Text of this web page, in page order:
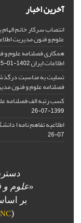
آخرین اخبار
انتصاب سرکار خانم
علوم و فنون مدیریت
همکاری فصلنامه علوم و
اطلاعات ایران1402-01-15
تسلیت به مناسبت
فصلنامه علوم و فنون
کسب رتبه الف فصلنامه
1399-07-26
اطلاعیه تفاهم نامه ا
07-26
«علوم و
بر
(